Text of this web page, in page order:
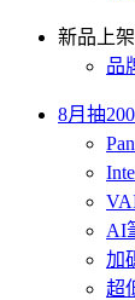
新品上
品
8月抽
AI
加
超